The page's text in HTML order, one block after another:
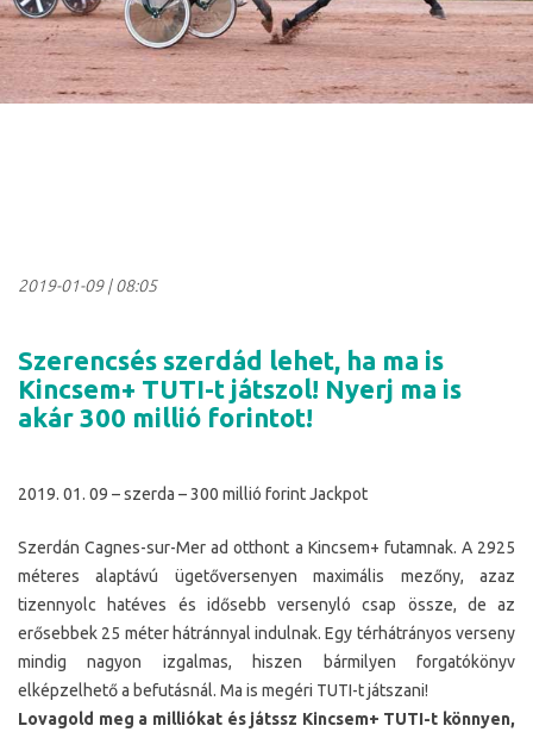
2019-01-09|08:05
Szerencsés szerdád lehet, ha ma is
Kincsem+ TUTI-t játszol! Nyerj ma is
akár 300 millió forintot!
2019. 01. 09 – szerda – 300 millió forint Jackpot
Szerdán Cagnes-sur-Mer ad otthont a Kincsem+ futamnak. A 2925
méteres alaptávú ügetőversenyen maximális mezőny, azaz
tizennyolc hatéves és idősebb versenyló csap össze, de az
erősebbek 25 méter hátránnyal indulnak. Egy térhátrányos verseny
mindig nagyon izgalmas, hiszen bármilyen forgatókönyv
elképzelhető a befutásnál. Ma is megéri TUTI-t játszani!
Lovagold meg a milliókat és játssz Kincsem+ TUTI-t könnyen,